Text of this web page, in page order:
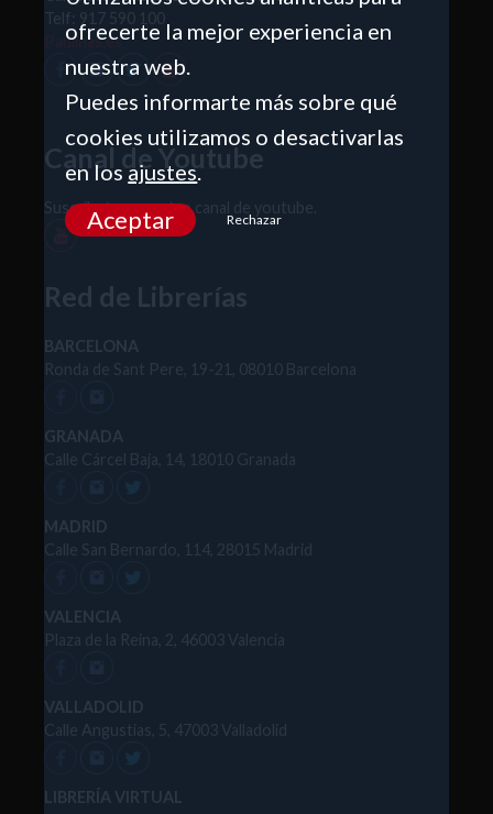
Telf: 917 590 100
Paulinas.es
Canal de Youtube
Suscríbete a nuestro canal de youtube.
Red de Librerías
BARCELONA
Ronda de Sant Pere, 19-21, 08010 Barcelona
GRANADA
Calle Cárcel Baja, 14, 18010 Granada
MADRID
Calle San Bernardo, 114, 28015 Madrid
VALENCIA
Plaza de la Reina, 2, 46003 Valencia
VALLADOLID
Calle Angustias, 5, 47003 Valladolid
LIBRERÍA VIRTUAL
ofrecerte la mejor experiencia en
nuestra web.
Puedes informarte más sobre qué
cookies utilizamos o desactivarlas
en losajustes.
Aceptar Rechazar